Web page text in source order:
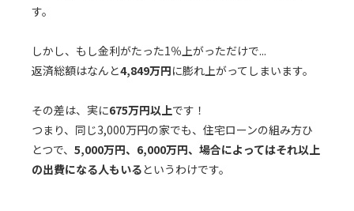
す。
しかし、もし金利がたった1％上がっただけで...
返済総額はなんと4,849万円に膨れ上がってしまいます。
その差は、実に675万円以上です！
つまり、同じ3,000万円の家でも、住宅ローンの組み方ひ
とつで、5,000万円、6,000万円、場合によってはそれ以上
の出費になる人もいるというわけです。